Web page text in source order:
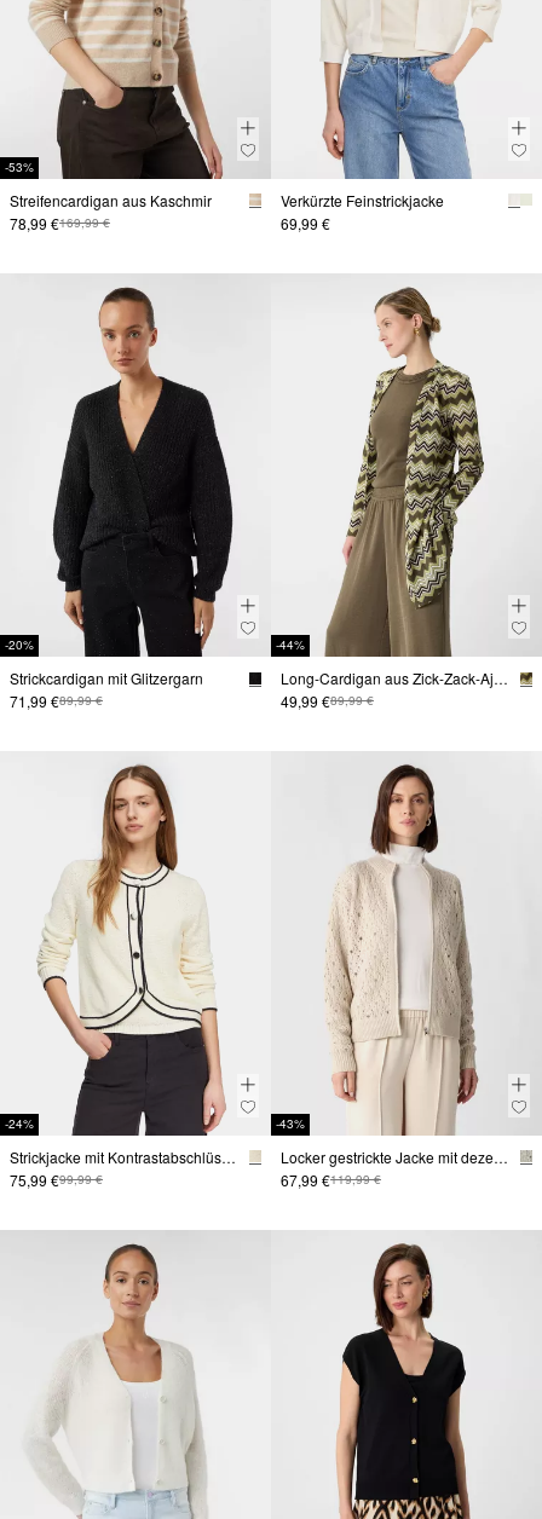
-53%
Streifencardigan aus Kaschmir
78,99 €169,99 €
Verkürzte Feinstrickjacke
69,99 €
-20%
Strickcardigan mit Glitzergarn
71,99 €89,99 €
-44%
Long-Cardigan aus Zick-Zack-Ajour
49,99 €89,99 €
-24%
Strickjacke mit Kontrastabschlüssen
75,99 €99,99 €
-43%
Locker gestrickte Jacke mit dezenten Pailletten
67,99 €119,99 €